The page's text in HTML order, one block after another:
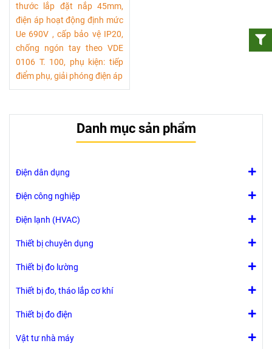
thước lắp đặt nắp 45mm,
điện áp hoạt động định mức
Ue 690V , cấp bảo vệ IP20,
chống ngón tay theo VDE
0106 T. 100, phụ kiện: tiếp
điểm phụ, giải phóng điện áp
Danh mục sản phẩm
Điện dân dụng
Điện công nghiệp
Điện lạnh (HVAC)
Thiết bị chuyên dụng
Thiết bị đo lường
Thiết bị đo, tháo lắp cơ khí
Thiết bị đo điện
Vật tư nhà máy